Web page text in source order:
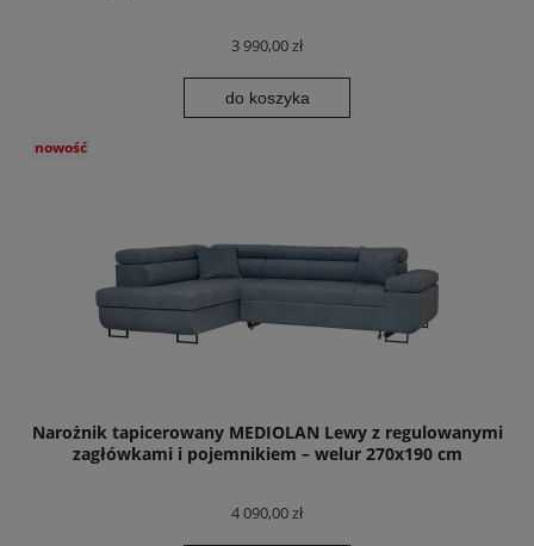
3 990,00 zł
do koszyka
Narożnik tapicerowany MEDIOLAN Lewy z regulowanymi
zagłówkami i pojemnikiem – welur 270x190 cm
4 090,00 zł
nowość